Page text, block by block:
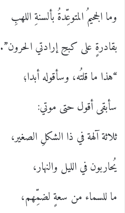
وما الجحيمُ المتوعِّدةُ بألسنةِ اللهبِ
بقادرةٍ على كبحِ إرادتي الحرون”.
“هذا ما قلتُه، وسأقوله أبدا؛
سأبقى أقول حتى موتي:
ثلاثة آلهة في ذا الشكلِ الصغير،
يُحاربون في الليل والنهار،
ما للسماء من سعةٍ لضمِّهم،